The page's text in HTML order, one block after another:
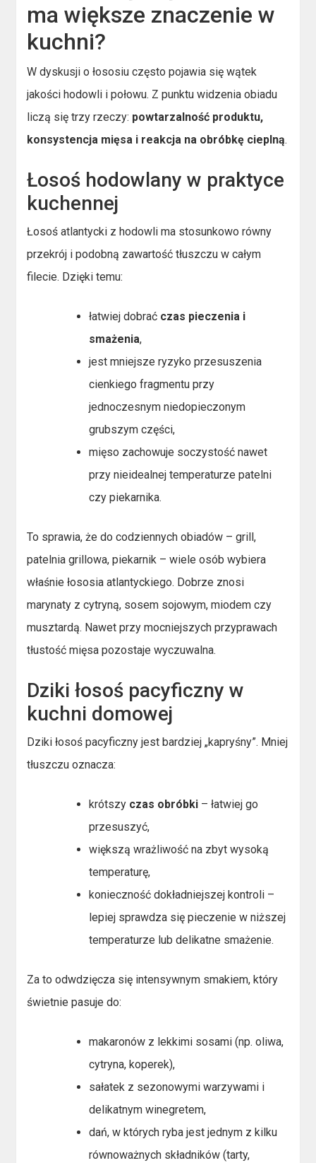
ma większe znaczenie w
kuchni?
W dyskusji o łososiu często pojawia się wątek
jakości hodowli i połowu. Z punktu widzenia obiadu
liczą się trzy rzeczy: powtarzalność produktu,
konsystencja mięsa i reakcja na obróbkę cieplną.
Łosoś hodowlany w praktyce
kuchennej
Łosoś atlantycki z hodowli ma stosunkowo równy
przekrój i podobną zawartość tłuszczu w całym
filecie. Dzięki temu:
łatwiej dobrać czas pieczenia i
smażenia,
jest mniejsze ryzyko przesuszenia
cienkiego fragmentu przy
jednoczesnym niedopieczonym
grubszym części,
mięso zachowuje soczystość nawet
przy nieidealnej temperaturze patelni
czy piekarnika.
To sprawia, że do codziennych obiadów – grill,
patelnia grillowa, piekarnik – wiele osób wybiera
właśnie łososia atlantyckiego. Dobrze znosi
marynaty z cytryną, sosem sojowym, miodem czy
musztardą. Nawet przy mocniejszych przyprawach
tłustość mięsa pozostaje wyczuwalna.
Dziki łosoś pacyficzny w
kuchni domowej
Dziki łosoś pacyficzny jest bardziej „kapryśny”. Mniej
tłuszczu oznacza:
krótszy czas obróbki – łatwiej go
przesuszyć,
większą wrażliwość na zbyt wysoką
temperaturę,
konieczność dokładniejszej kontroli –
lepiej sprawdza się pieczenie w niższej
temperaturze lub delikatne smażenie.
Za to odwdzięcza się intensywnym smakiem, który
świetnie pasuje do:
makaronów z lekkimi sosami (np. oliwa,
cytryna, koperek),
sałatek z sezonowymi warzywami i
delikatnym winegretem,
dań, w których ryba jest jednym z kilku
równoważnych składników (tarty,